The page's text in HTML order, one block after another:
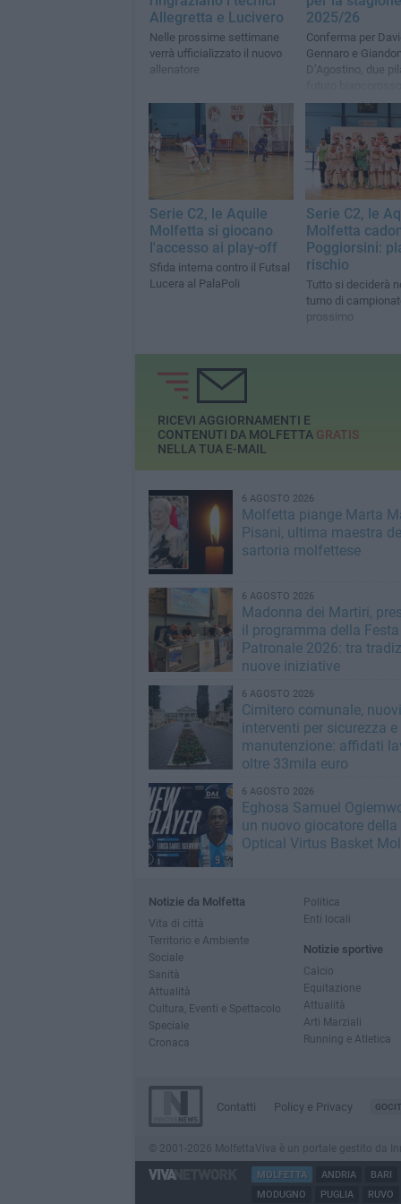
Allegretta e Lucivero
Nelle prossime settimane
verrà ufficializzato il nuovo
allenatore
2025/26
Conferma per
Gennaro e
D’Agostino, due
Serie C2, le Aquile
Molfetta si giocano
l'accesso ai play-off
Sfida interna contro il Futsal
Lucera al PalaPoli
Serie C2, le
Molfetta
Poggiorsini:
rischio
Tutto si deciderà
turno di
prossimo
RICEVI AGGIORNAMENTI E
CONTENUTI DA MOLFETTA GRATIS
NELLA TUA E-MAIL
6 AGOSTO 2026
Molfetta piange Marta
Pisani, ultima maestra
sartoria molfettese
6 AGOSTO 2026
Madonna dei Martiri,
il programma della Festa
Patronale 2026: tra
nuove iniziative
6 AGOSTO 2026
Cimitero comunale, nuovi
interventi per sicurezza e
manutenzione: affidati
oltre 33mila euro
6 AGOSTO 2026
Eghosa Samuel
un nuovo giocatore della
Optical Virtus Basket
Notizie da Molfetta
Vita di città
Territorio e Ambiente
Sociale
Sanità
Attualità
Cultura, Eventi e Spettacolo
Speciale
Cronaca
Politica
Enti locali
Notizie sportive
Calcio
Equitazione
Attualità
Arti Marziali
Running e Atletica
Contatti Policy e Privacy
© 2001-2026 MolfettaViva è un portale gestito da
MOLFETTA ANDRIA BARI
MODUGNO
PUGLIA RUVO